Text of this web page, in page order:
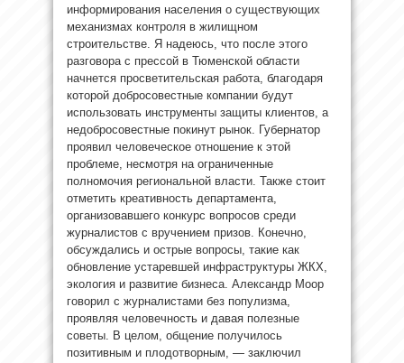
информирования населения о существующих
механизмах контроля в жилищном
строительстве. Я надеюсь, что после этого
разговора с прессой в Тюменской области
начнется просветительская работа, благодаря
которой добросовестные компании будут
использовать инструменты защиты клиентов, а
недобросовестные покинут рынок. Губернатор
проявил человеческое отношение к этой
проблеме, несмотря на ограниченные
полномочия региональной власти. Также стоит
отметить креативность департамента,
организовавшего конкурс вопросов среди
журналистов с вручением призов. Конечно,
обсуждались и острые вопросы, такие как
обновление устаревшей инфраструктуры ЖКХ,
экология и развитие бизнеса. Александр Моор
говорил с журналистами без популизма,
проявляя человечность и давая полезные
советы. В целом, общение получилось
позитивным и плодотворным, — заключил